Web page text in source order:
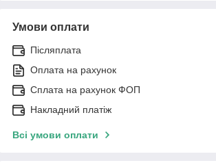
Умови оплати
Післяплата
Оплата на рахунок
Сплата на рахунок ФОП
Накладний платіж
Всі умови оплати